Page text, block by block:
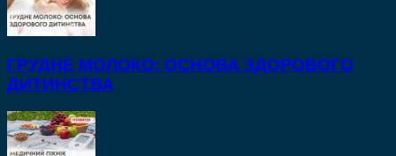
ГРУДНЕ МОЛОКО: ОСНОВА ЗДОРОВОГО
ДИТИНСТВА